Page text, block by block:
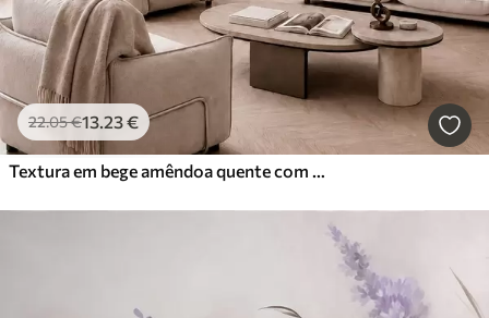
22.05€13 .23€